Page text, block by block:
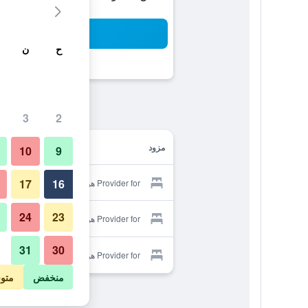
مزود
Provider for هوتل دون سيزار
Provider for هوتل دون سيزار
Provider for هوتل دون سيزار
ح ن
2
3
9
10
16
17
23
24
30
31
منخفض